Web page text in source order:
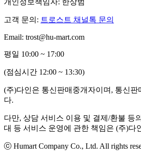
개인정보책임자: 한상범
고객 문의: 트로스트 채널톡 문의
Email: trost@hu-mart.com
평일 10:00 ~ 17:00
(점심시간 12:00 ~ 13:30)
(주)다인은 통신판매중개자이며, 통신판
다.
다만, 상담 서비스 이용 및 결제/환불 등
대 등 서비스 운영에 관한 책임은 (주)다
ⓒ Humart Company Co., Ltd. All rights